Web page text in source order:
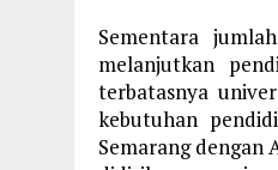
Sementara
melanjutkan
terbatasnya
kebutuhan
Semarang dengan